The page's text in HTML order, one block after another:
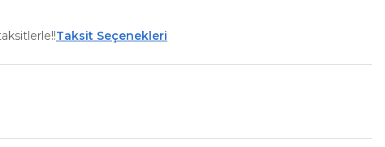
Taksit Seçenekleri